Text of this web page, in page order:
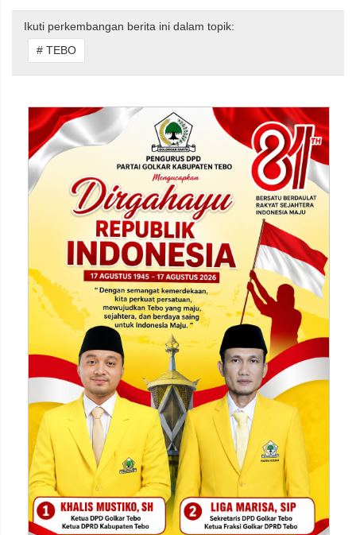
Ikuti perkembangan berita ini dalam topik:
# TEBO